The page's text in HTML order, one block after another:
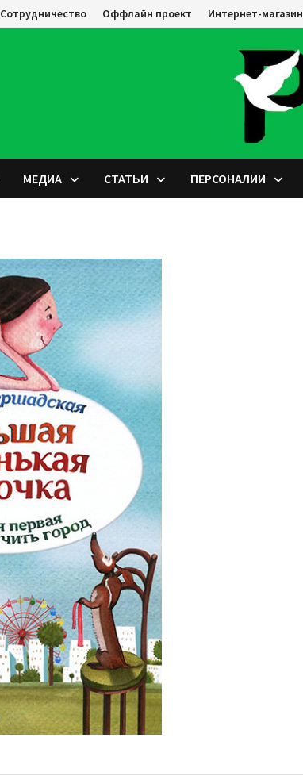
Сотрудничество Оффлайн проект Интернет-магазин
МЕДИА СТАТЬИ ПЕРСОНАЛИИ